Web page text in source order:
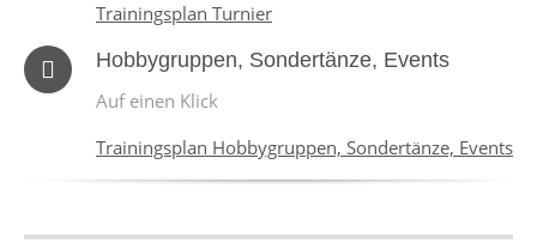
Trainingsplan Turnier
Hobbygruppen, Sondertänze, Events
Auf einen Klick
Trainingsplan Hobbygruppen, Sondertänze, Events